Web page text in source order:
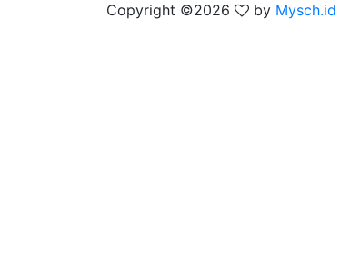
Copyright ©2026 by Mysch.id